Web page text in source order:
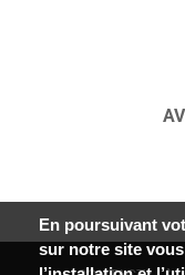
En poursuivant
sur notre site